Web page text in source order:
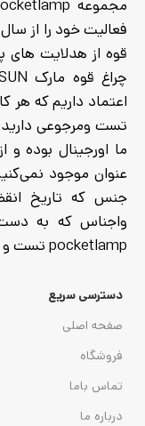
قوه از هدلایت های
تست ومرجوعی
عنوان موجود
جنس که تاریخ
واجناس که به
pocketlamp تست و برسی میشه ...
دسترسی سریع
صفحه اصلی
فروشگاه
تماس باما
درباره ما